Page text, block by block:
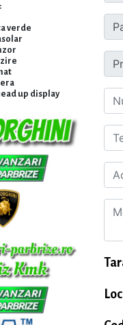
verde
up display